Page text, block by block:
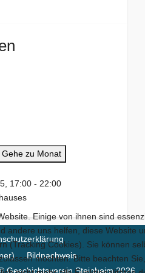
Gehe zu Monat
17:00 - 22:00
Bildnachweis
Geschichtsverein Steinheim 2026
Einige von ihnen sind
andere uns helfen, diese Website
(Tracking Cookies). Sie können
möchten. Bitte beachten Sie,